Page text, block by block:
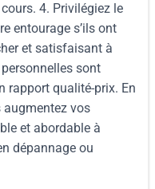
4. Privilégiez le
entourage s’ils ont
et satisfaisant à
sont
rapport qualité-prix. En
vos
et abordable à
dépannage ou